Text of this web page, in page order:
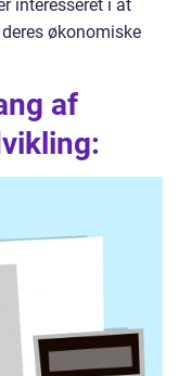
interesseret i at
økonomiske
af